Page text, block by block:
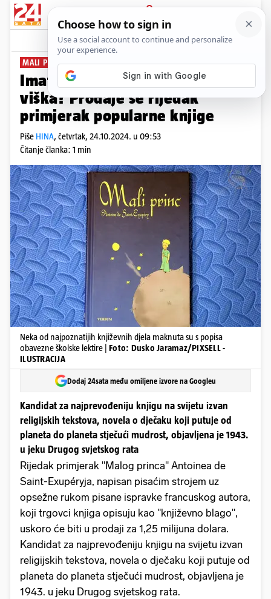
PRIJAVA
News Komentari
MALI PRINC
Imate 1,25 milijuna dolara
viška? Prodaje se rijedak
primjerak popularne knjige
Piše HINA, četvrtak, 24.10.2024. u 09:53
Čitanje članka: 1 min
Neka od najpoznatijih književnih djela maknuta su s popisa
obavezne školske lektire | Foto: Dusko Jaramaz/PIXSELL -
ILUSTRACIJA
Dodaj 24sata među omiljene izvore na Googleu
Kandidat za najprevođeniju knjigu na svijetu izvan
religijskih tekstova, novela o dječaku koji putuje od
planeta do planeta stječući mudrost, objavljena je 1943.
u jeku Drugog svjetskog rata
Rijedak primjerak "Malog princa" Antoinea de
Saint-Exupéryja, napisan pisaćim strojem uz
opsežne rukom pisane ispravke francuskog autora,
koji trgovci knjiga opisuju kao "književno blago",
uskoro će biti u prodaji za 1,25 milijuna dolara.
Kandidat za najprevođeniju knjigu na svijetu izvan
religijskih tekstova, novela o dječaku koji putuje od
planeta do planeta stječući mudrost, objavljena je
1943. u jeku Drugog svjetskog rata.